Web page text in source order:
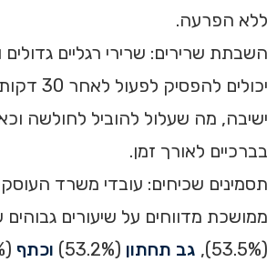
ללא הפרעה. ‏
השבתת שרירים: שרירי רגליים גדולים
יכולים
ישיבה, מה שעלול להוביל לחולשה
בברכיים לאורך זמן. ‏
תסמינים שכיחים: עובדי משרד
ממושכת מדווחים על שיעורים גבוהים
(53.5%),
גב תחתון (53.2%) וכתף (51.6%).‏